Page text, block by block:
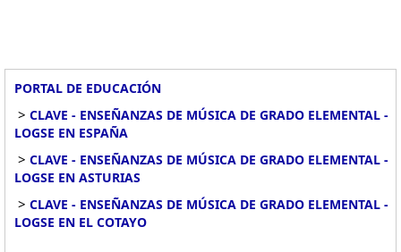
PORTAL DE EDUCACIÓN
> CLAVE - ENSEÑANZAS DE MÚSICA DE GRADO ELEMENTAL -
LOGSE EN ESPAÑA
> CLAVE - ENSEÑANZAS DE MÚSICA DE GRADO ELEMENTAL -
LOGSE EN ASTURIAS
> CLAVE - ENSEÑANZAS DE MÚSICA DE GRADO ELEMENTAL -
LOGSE EN EL COTAYO